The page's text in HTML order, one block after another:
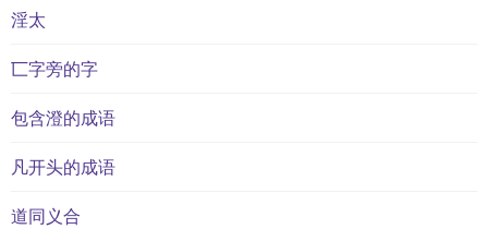
淫太
匸字旁的字
包含澄的成语
凡开头的成语
道同义合